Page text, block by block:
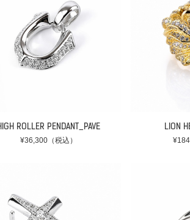
ROLLER PENDANT_PAVE
¥36,300（税込）
LION